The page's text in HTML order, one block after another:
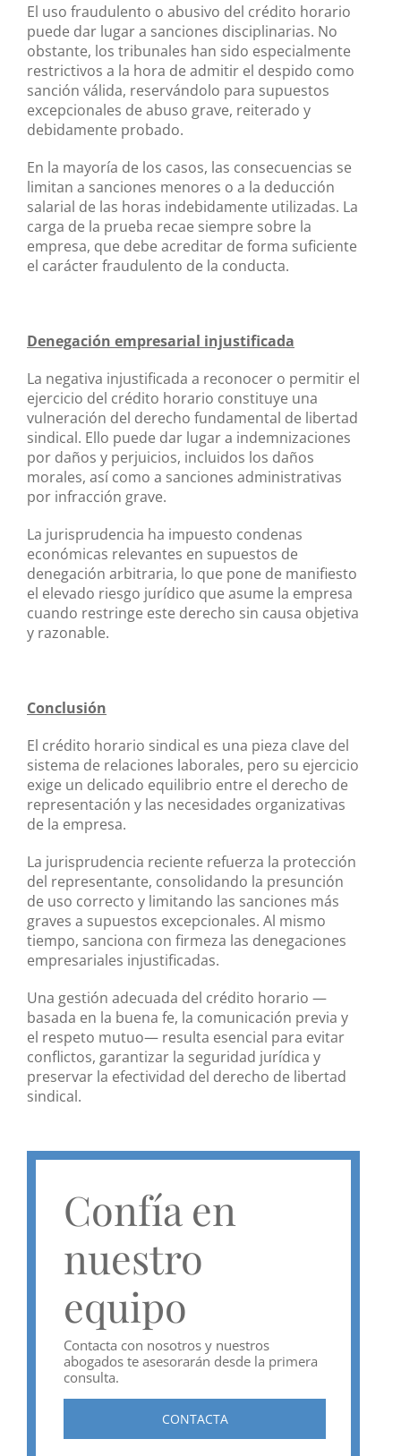
El uso fraudulento o abusivo del crédito horario
puede dar lugar a sanciones disciplinarias. No
obstante, los tribunales han sido especialmente
restrictivos a la hora de admitir el despido como
sanción válida, reservándolo para supuestos
excepcionales de abuso grave, reiterado y
debidamente probado.
En la mayoría de los casos, las consecuencias se
limitan a sanciones menores o a la deducción
salarial de las horas indebidamente utilizadas. La
carga de la prueba recae siempre sobre la
empresa, que debe acreditar de forma suficiente
el carácter fraudulento de la conducta.
Denegación empresarial injustificada
La negativa injustificada a reconocer o permitir el
ejercicio del crédito horario constituye una
vulneración del derecho fundamental de libertad
sindical. Ello puede dar lugar a indemnizaciones
por daños y perjuicios, incluidos los daños
morales, así como a sanciones administrativas
por infracción grave.
La jurisprudencia ha impuesto condenas
económicas relevantes en supuestos de
denegación arbitraria, lo que pone de manifiesto
el elevado riesgo jurídico que asume la empresa
cuando restringe este derecho sin causa objetiva
y razonable.
Conclusión
El crédito horario sindical es una pieza clave del
sistema de relaciones laborales, pero su ejercicio
exige un delicado equilibrio entre el derecho de
representación y las necesidades organizativas
de la empresa.
La jurisprudencia reciente refuerza la protección
del representante, consolidando la presunción
de uso correcto y limitando las sanciones más
graves a supuestos excepcionales. Al mismo
tiempo, sanciona con firmeza las denegaciones
empresariales injustificadas.
Una gestión adecuada del crédito horario —
basada en la buena fe, la comunicación previa y
el respeto mutuo— resulta esencial para evitar
conflictos, garantizar la seguridad jurídica y
preservar la efectividad del derecho de libertad
sindical.
Confía en
nuestro
equipo
Contacta con nosotros y nuestros
abogados te asesorarán desde la primera
consulta.
CONTACTA